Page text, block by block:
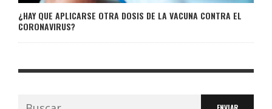
¿HAY QUE APLICARSE OTRA DOSIS DE LA VACUNA CONTRA EL
CORONAVIRUS?
Buscar: